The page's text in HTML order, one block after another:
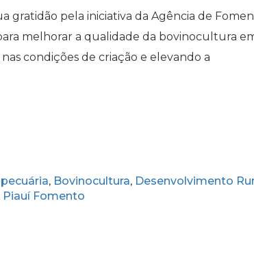
gratidão pela iniciativa da Agência de
melhorar a qualidade da bovinocultura
condições de criação e elevando a
, Bovinocultura, Desenvolvimento
Piauí Fomento